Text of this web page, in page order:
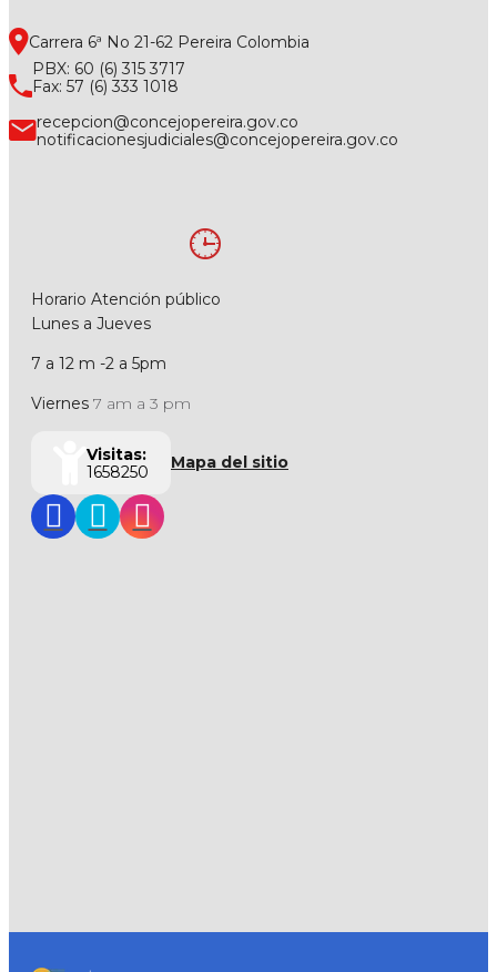
Carrera 6ª No 21-62 Pereira Colombia
PBX: 60 (6) 315 3717
Fax: 57 (6) 333 1018
recepcion@concejopereira.gov.co
notificacionesjudiciales@concejopereira.gov.co
Horario Atención público
Lunes a Jueves
7 a 12 m -2 a 5pm
Viernes 7 am a 3 pm
Visitas:
1658250
Mapa del sitio